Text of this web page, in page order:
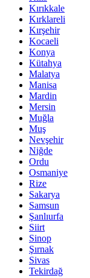
Kırıkkale
Kırklareli
Kırşehir
Kocaeli
Konya
Kütahya
Malatya
Manisa
Mardin
Mersin
Muğla
Muş
Nevşehir
Niğde
Ordu
Osmaniye
Rize
Sakarya
Samsun
Şanlıurfa
Siirt
Sinop
Şırnak
Sivas
Tekirdağ